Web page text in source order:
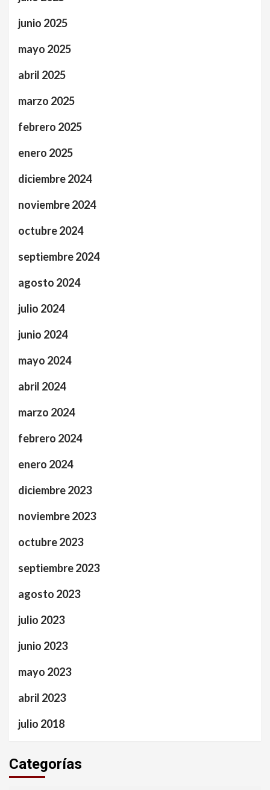
junio 2025
mayo 2025
abril 2025
marzo 2025
febrero 2025
enero 2025
diciembre 2024
noviembre 2024
octubre 2024
septiembre 2024
agosto 2024
julio 2024
junio 2024
mayo 2024
abril 2024
marzo 2024
febrero 2024
enero 2024
diciembre 2023
noviembre 2023
octubre 2023
septiembre 2023
agosto 2023
julio 2023
junio 2023
mayo 2023
abril 2023
julio 2018
Categorías